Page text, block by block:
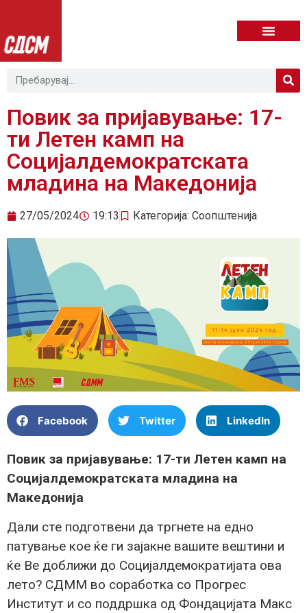
Повик за пријавување: 17-
ти Летен камп на
Социјалдемократската
младина на Македонија
27/05/2024 19:13 Категорија: Соопштенија
Facebook Twitter LinkedIn
Повик за пријавување: 17-ти Летен камп на
Социјалдемократската младина на
Македонија
Дали сте подготвени да тргнете на едно
патување кое ќе ги зајакне вашите вештини и
ќе Ве доближи до Социјалдемократијата ова
лето? СДММ во соработка со Прогрес
Институт и со поддршка од Фондацијата Макс